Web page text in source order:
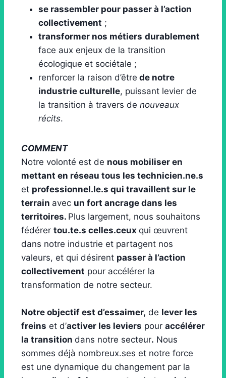
se rassembler pour passer à l’action
collectivement ;
transformer nos métiers durablement
face aux enjeux de la transition
écologique et sociétale ;
renforcer la raison d’être de notre
industrie culturelle, puissant levier de
la transition à travers de nouveaux
récits.
COMMENT
Notre volonté est de nous mobiliser en
mettant en réseau tous les technicien.ne.s
et professionnel.le.s qui travaillent sur le
terrain avec un fort ancrage dans les
territoires. Plus largement, nous souhaitons
fédérer tou.te.s celles.ceux qui œuvrent
dans notre industrie et partagent nos
valeurs, et qui désirent passer à l’action
collectivement pour accélérer la
transformation de notre secteur.
Notre objectif est d’essaimer, de lever les
freins et d’activer les leviers pour accélérer
la transition dans notre secteur. Nous
sommes déjà nombreux.ses et notre force
est une dynamique du changement par la